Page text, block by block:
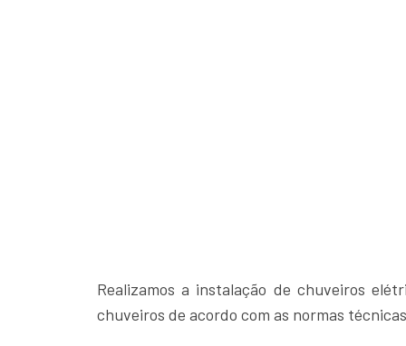
Realizamos a instalação de chuveiros
chuveiros de acordo com as normas